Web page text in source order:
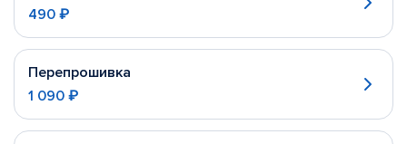
490 ₽
Перепрошивка
1 090 ₽